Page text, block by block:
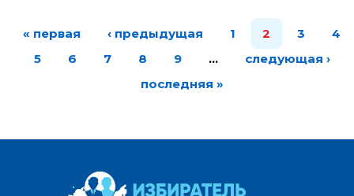
« первая ‹ предыдущая 1 2 3
4
5
6 7 8 9 …
следующая ›
последняя »